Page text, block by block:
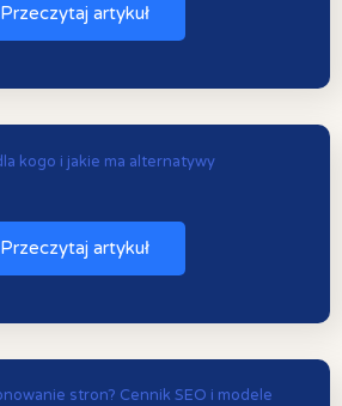
Przeczytaj artykuł
Przeczytaj artykuł